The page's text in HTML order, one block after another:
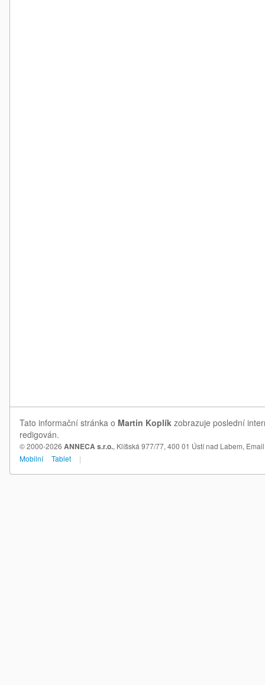
Tato informační stránka o Martin Koplík zobrazuje poslední
redigován.
© 2000-2026 ANNECA s.r.o., Klíšská 977/77, 400 01 Ústí nad Labem,
Mobilní
Tablet |